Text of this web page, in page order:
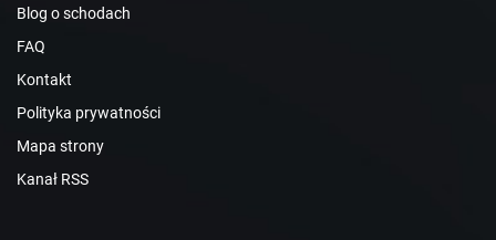
Blog o schodach
FAQ
Kontakt
Polityka prywatności
Mapa strony
Kanał RSS